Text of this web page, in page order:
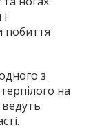
побиття
з
на